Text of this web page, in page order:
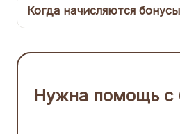
Когда начисляются
Нужна помощь с